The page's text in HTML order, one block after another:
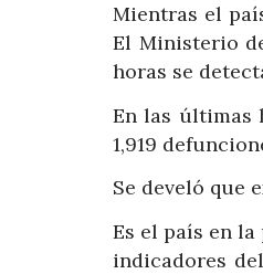
Mientras el
El Ministerio
horas se
En las últimas
1,919
Se develó que
Es el país en
indicadores